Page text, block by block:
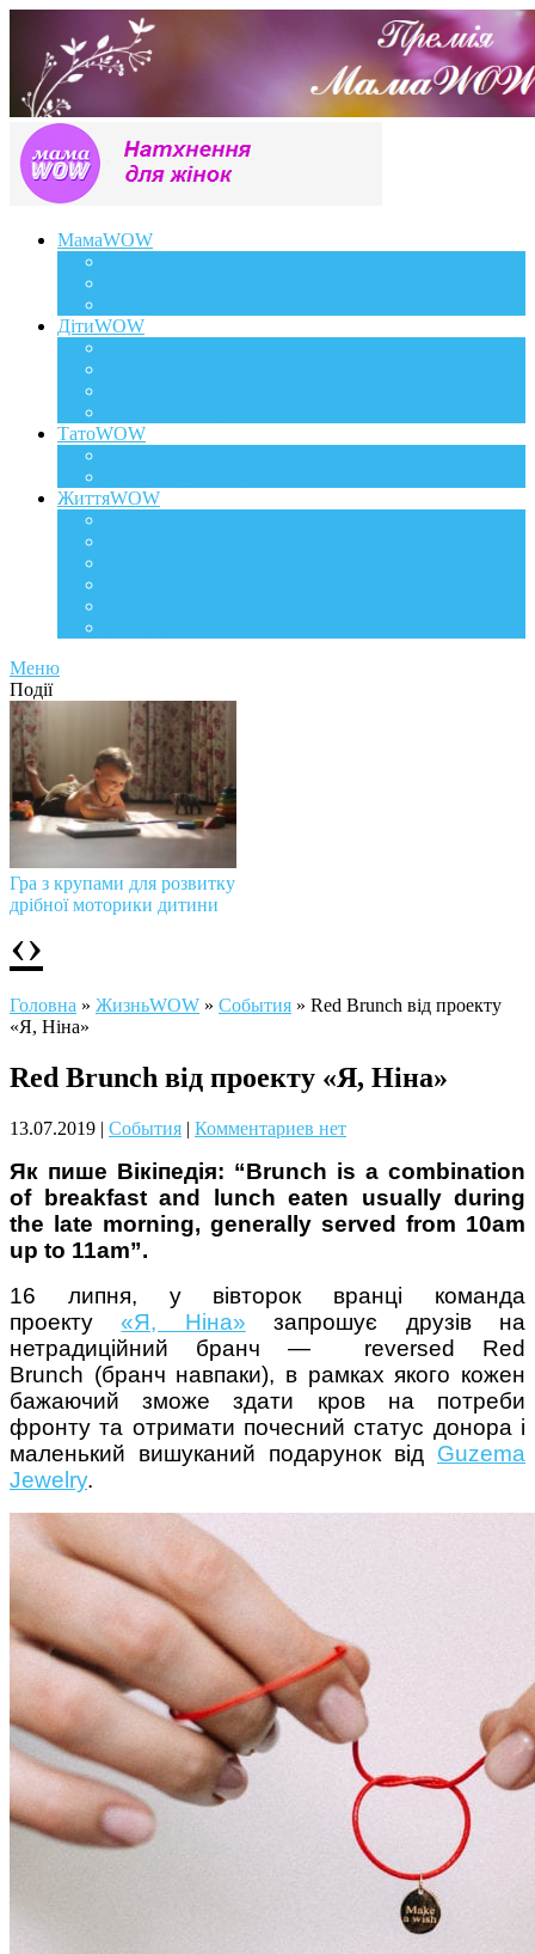
МамаWOW
ДітиWOW
ТатоWOW
ЖиттяWOW
Меню
Події
Гра з крупами для розвитку
дрібної моторики дитини
Чому дітям корисно читати
Материнське вигорання: як
собі допомогти
Як підготувати дитину до
навчального року? Поради
лікаря батькам
Поради багатодітної мами:
особистісний розвиток в
декреті
‹›
Головна » ЖизньWOW » События » Red Brunch від проекту
«Я, Ніна»
Red Brunch від проекту «Я, Ніна»
13.07.2019 | События | Комментариев нет
Як пише Вікіпедія: “Brunch is a combination
of breakfast and lunch eaten usually during
the late morning, generally served from 10am
up to 11am”.
16 липня, у вівторок вранці команда
проекту «Я, Ніна» запрошує друзів на
нетрадиційний бранч — reversed Red
Brunch (бранч навпаки), в рамках якого кожен
бажаючий зможе здати кров на потреби
фронту та отримати почесний статус донора і
маленький вишуканий подарунок від Guzema
Jewelry.